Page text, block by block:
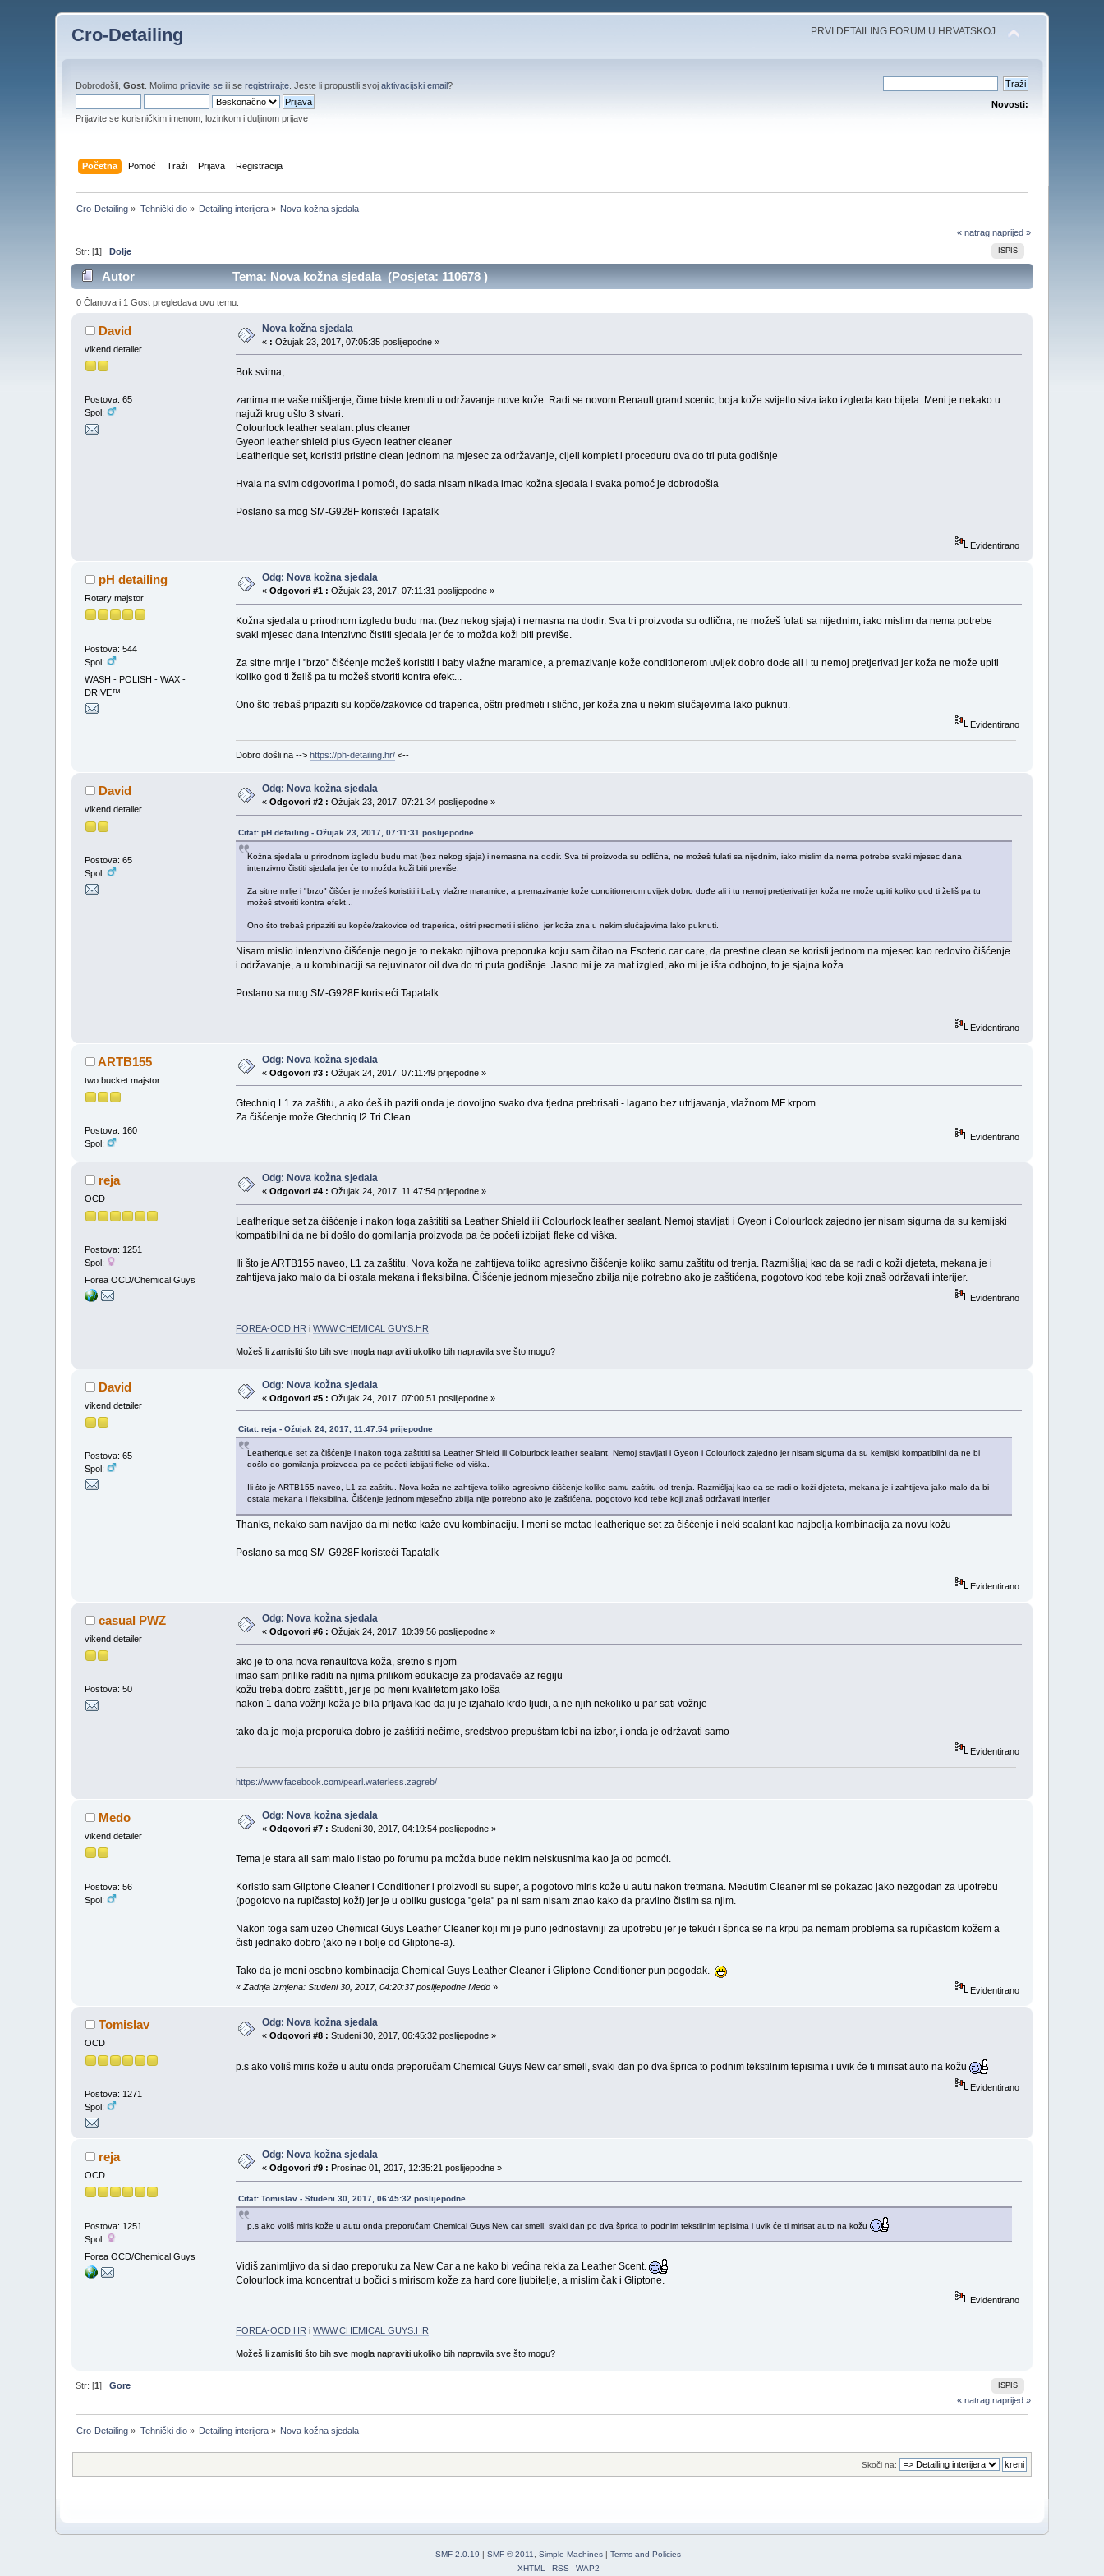
Cro-Detailing PRVI DETAILING FORUM U HRVATSKOJ
Dobrodošli,Gost . Molimoprijavite se ili seregistrirajte . Jeste li propustili svojaktivacijski email?
Prijavite se korisničkim imenom, lozinkom i duljinom prijave
Novosti:
Početna Pomoć Traži Prijava Registracija
Cro-Detailing » Tehnički dio» Detailing interijera » Nova kožna sjedala
« natrag naprijed »
ISPIS
Str: [1]Dolje
Autor Tema: Nova kožna sjedala (Posjeta: 110678 )
0 Članova i 1 Gost pregledava ovu temu.
David
vikend detailer
Postova: 65
Spol:
Nova kožna sjedala
« : Ožujak 23, 2017, 07:05:35 poslijepodne »
Bok svima,
zanima me vaše mišljenje, čime biste krenuli u održavanje nove kože. Radi se novom Renault grand scenic, boja kože svijetlo siva iako izgleda kao bijela. Meni je nekako u
najuži krug ušlo 3 stvari:
Colourlock leather sealant plus cleaner
Gyeon leather shield plus Gyeon leather cleaner
Leatherique set, koristiti pristine clean jednom na mjesec za održavanje, cijeli komplet i proceduru dva do tri puta godišnje
Hvala na svim odgovorima i pomoći, do sada nisam nikada imao kožna sjedala i svaka pomoć je dobrodošla
Poslano sa mog SM-G928F koristeći Tapatalk
Evidentirano
pH detailing
Rotary majstor
Postova: 544
Spol:
WASH - POLISH - WAX -
DRIVE™
Odg: Nova kožna sjedala
«Odgovori #1 : Ožujak 23, 2017, 07:11:31 poslijepodne »
Kožna sjedala u prirodnom izgledu budu mat (bez nekog sjaja) i nemasna na dodir. Sva tri proizvoda su odlična, ne možeš fulati sa nijednim, iako mislim da nema potrebe
svaki mjesec dana intenzivno čistiti sjedala jer će to možda koži biti previše.
Za sitne mrlje i "brzo" čišćenje možeš koristiti i baby vlažne maramice, a premazivanje kože conditionerom uvijek dobro dođe ali i tu nemoj pretjerivati jer koža ne može upiti
koliko god ti želiš pa tu možeš stvoriti kontra efekt...
Ono što trebaš pripaziti su kopče/zakovice od traperica, oštri predmeti i slično, jer koža zna u nekim slučajevima lako puknuti.
Evidentirano
Dobro došli na --> https://ph-detailing.hr/<--
David
vikend detailer
Postova: 65
Spol:
Odg: Nova kožna sjedala
«Odgovori #2 : Ožujak 23, 2017, 07:21:34 poslijepodne »
Citat: pH detailing - Ožujak 23, 2017, 07:11:31 poslijepodne
Kožna sjedala u prirodnom izgledu budu mat (bez nekog sjaja) i nemasna na dodir. Sva tri proizvoda su odlična, ne možeš fulati sa nijednim, iako mislim da nema potrebe svaki mjesec dana
intenzivno čistiti sjedala jer će to možda koži biti previše.
Za sitne mrlje i "brzo" čišćenje možeš koristiti i baby vlažne maramice, a premazivanje kože conditionerom uvijek dobro dođe ali i tu nemoj pretjerivati jer koža ne može upiti koliko god ti želiš pa tu
možeš stvoriti kontra efekt...
Ono što trebaš pripaziti su kopče/zakovice od traperica, oštri predmeti i slično, jer koža zna u nekim slučajevima lako puknuti.
Nisam mislio intenzivno čišćenje nego je to nekako njihova preporuka koju sam čitao na Esoteric car care, da prestine clean se koristi jednom na mjesec kao redovito čišćenje
i održavanje, a u kombinaciji sa rejuvinator oil dva do tri puta godišnje. Jasno mi je za mat izgled, ako mi je išta odbojno, to je sjajna koža
Poslano sa mog SM-G928F koristeći Tapatalk
Evidentirano
ARTB155
two bucket majstor
Postova: 160
Spol:
Odg: Nova kožna sjedala
«Odgovori #3 : Ožujak 24, 2017, 07:11:49 prijepodne »
Gtechniq L1 za zaštitu, a ako ćeš ih paziti onda je dovoljno svako dva tjedna prebrisati - lagano bez utrljavanja, vlažnom MF krpom.
Za čišćenje može Gtechniq I2 Tri Clean.
Evidentirano
reja
OCD
Postova: 1251
Spol:
Forea OCD/Chemical Guys
Odg: Nova kožna sjedala
«Odgovori #4 : Ožujak 24, 2017, 11:47:54 prijepodne »
Leatherique set za čišćenje i nakon toga zaštititi sa Leather Shield ili Colourlock leather sealant. Nemoj stavljati i Gyeon i Colourlock zajedno jer nisam sigurna da su kemijski
kompatibilni da ne bi došlo do gomilanja proizvoda pa će početi izbijati fleke od viška.
Ili što je ARTB155 naveo, L1 za zaštitu. Nova koža ne zahtijeva toliko agresivno čišćenje koliko samu zaštitu od trenja. Razmišljaj kao da se radi o koži djeteta, mekana je i
zahtijeva jako malo da bi ostala mekana i fleksibilna. Čišćenje jednom mjesečno zbilja nije potrebno ako je zaštićena, pogotovo kod tebe koji znaš održavati interijer.
Evidentirano
FOREA-OCD.HR i WWW.CHEMICAL GUYS.HR
Možeš li zamisliti što bih sve mogla napraviti ukoliko bih napravila sve što mogu?
David
vikend detailer
Postova: 65
Spol:
Odg: Nova kožna sjedala
«Odgovori #5 : Ožujak 24, 2017, 07:00:51 poslijepodne »
Citat: reja - Ožujak 24, 2017, 11:47:54 prijepodne
Leatherique set za čišćenje i nakon toga zaštititi sa Leather Shield ili Colourlock leather sealant. Nemoj stavljati i Gyeon i Colourlock zajedno jer nisam sigurna da su kemijski kompatibilni da ne bi
došlo do gomilanja proizvoda pa će početi izbijati fleke od viška.
Ili što je ARTB155 naveo, L1 za zaštitu. Nova koža ne zahtijeva toliko agresivno čišćenje koliko samu zaštitu od trenja. Razmišljaj kao da se radi o koži djeteta, mekana je i zahtijeva jako malo da bi
ostala mekana i fleksibilna. Čišćenje jednom mjesečno zbilja nije potrebno ako je zaštićena, pogotovo kod tebe koji znaš održavati interijer.
Thanks, nekako sam navijao da mi netko kaže ovu kombinaciju. I meni se motao leatherique set za čišćenje i neki sealant kao najbolja kombinacija za novu kožu
Poslano sa mog SM-G928F koristeći Tapatalk
Evidentirano
casual PWZ
vikend detailer
Postova: 50
Odg: Nova kožna sjedala
«Odgovori #6 : Ožujak 24, 2017, 10:39:56 poslijepodne »
ako je to ona nova renaultova koža, sretno s njom
imao sam prilike raditi na njima prilikom edukacije za prodavače az regiju
kožu treba dobro zaštititi, jer je po meni kvalitetom jako loša
nakon 1 dana vožnji koža je bila prljava kao da ju je izjahalo krdo ljudi, a ne njih nekoliko u par sati vožnje
tako da je moja preporuka dobro je zaštititi nečime, sredstvoo prepuštam tebi na izbor, i onda je održavati samo
Evidentirano
https://www.facebook.com/pearl.waterless.zagreb/
Medo
vikend detailer
Postova: 56
Spol:
Odg: Nova kožna sjedala
«Odgovori #7 : Studeni 30, 2017, 04:19:54 poslijepodne »
Tema je stara ali sam malo listao po forumu pa možda bude nekim neiskusnima kao ja od pomoći.
Koristio sam Gliptone Cleaner i Conditioner i proizvodi su super, a pogotovo miris kože u autu nakon tretmana. Međutim Cleaner mi se pokazao jako nezgodan za upotrebu
(pogotovo na rupičastoj koži) jer je u obliku gustoga "gela" pa ni sam nisam znao kako da pravilno čistim sa njim.
Nakon toga sam uzeo Chemical Guys Leather Cleaner koji mi je puno jednostavniji za upotrebu jer je tekući i šprica se na krpu pa nemam problema sa rupičastom kožem a
čisti jednako dobro (ako ne i bolje od Gliptone-a).
Tako da je meni osobno kombinacija Chemical Guys Leather Cleaner i Gliptone Conditioner pun pogodak.
« Zadnja izmjena: Studeni 30, 2017, 04:20:37 poslijepodne Medo» Evidentirano
Tomislav
OCD
Postova: 1271
Spol:
Odg: Nova kožna sjedala
«Odgovori #8 : Studeni 30, 2017, 06:45:32 poslijepodne »
p.s ako voliš miris kože u autu onda preporučam Chemical Guys New car smell, svaki dan po dva šprica to podnim tekstilnim tepisima i uvik će ti mirisat auto na kožu
Evidentirano
reja
OCD
Postova: 1251
Spol:
Forea OCD/Chemical Guys
Odg: Nova kožna sjedala
«Odgovori #9 : Prosinac 01, 2017, 12:35:21 poslijepodne »
Citat: Tomislav - Studeni 30, 2017, 06:45:32 poslijepodne
p.s ako voliš miris kože u autu onda preporučam Chemical Guys New car smell, svaki dan po dva šprica to podnim tekstilnim tepisima i uvik će ti mirisat auto na kožu
Vidiš zanimljivo da si dao preporuku za New Car a ne kako bi većina rekla za Leather Scent.
Colourlock ima koncentrat u bočici s mirisom kože za hard core ljubitelje, a mislim čak i Gliptone.
Evidentirano
FOREA-OCD.HRi WWW.CHEMICAL GUYS.HR
Možeš li zamisliti što bih sve mogla napraviti ukoliko bih napravila sve što mogu?
ISPIS
Str: [1]Gore
« natrag naprijed »
Cro-Detailing » Tehnički dio» Detailing interijera » Nova kožna sjedala
Skoči na:
SMF 2.0.19 SMF © 2011, Simple Machines
Terms and Policies
XHTML
RSS WAP2